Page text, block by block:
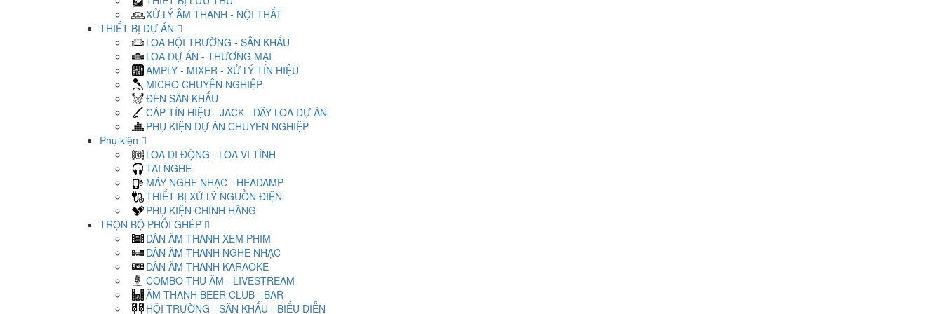
XỬ LÝ ÂM THANH - NỘI THẤT
THIẾT BỊ DỰ ÁN
LOA HỘI TRƯỜNG - SÂN KHẤU
LOA DỰ ÁN - THƯƠNG MẠI
AMPLY - MIXER - XỬ LÝ TÍN HIỆU
MICRO CHUYÊN NGHIỆP
ĐÈN SÂN KHẤU
CÁP TÍN HIỆU - JACK - DÂY LOA DỰ ÁN
PHỤ KIỆN DỰ ÁN CHUYÊN NGHIỆP
Phụ kiện
LOA DI ĐỘNG - LOA VI TÍNH
TAI NGHE
MÁY NGHE NHẠC - HEADAMP
THIẾT BỊ XỬ LÝ NGUỒN ĐIỆN
PHỤ KIỆN CHÍNH HÃNG
TRỌN BỘ PHỐI GHÉP
DÀN ÂM THANH XEM PHIM
DÀN ÂM THANH NGHE NHẠC
DÀN ÂM THANH KARAOKE
COMBO THU ÂM - LIVESTREAM
ÂM THANH BEER CLUB - BAR
HỘI TRƯỜNG - SÂN KHẤU - BIỂU DIỄN